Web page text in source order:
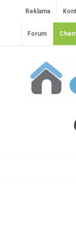
Reklama
Forum